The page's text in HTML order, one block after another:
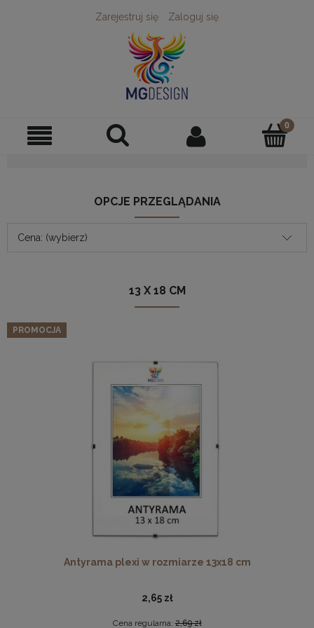
Zarejestruj się Zaloguj się
OPCJE PRZEGLĄDANIA
Cena: (wybierz)
13 X 18 CM
Antyrama plexi w rozmiarze 13x18 cm
2,65 zł
Cena regularna:2,69 zł
PROMOCJA